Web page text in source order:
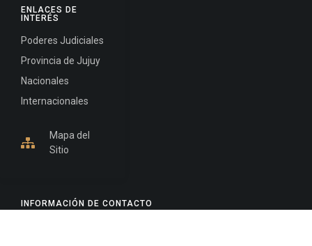
INFORMACIÓN DE CONTACTO
ENLACES DE
INTERÉS
Poderes Judiciales
Provincia de Jujuy
Nacionales
Internacionales
Mapa del
Sitio